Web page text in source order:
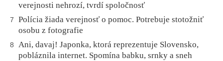
verejnosti nehrozí, tvrdí spoločnosť
7
Polícia žiada verejnosť o pomoc. Potrebuje stotožniť
osobu z fotografie
8
Ani, davaj! Japonka, ktorá reprezentuje Slovensko,
pobláznila internet. Spomína babku, srnky a sneh